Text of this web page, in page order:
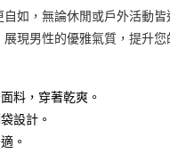
含以上)免運費
如，無論休閒或戶外活動皆
現男性的優雅氣質，提升您
料，穿著乾爽。
設計。
。